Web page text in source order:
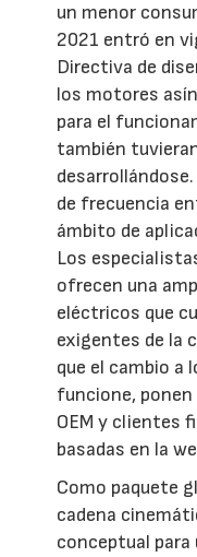
un menor
2021 entró en
Directiva de
los motores
para el
también
de frecuencia
ámbito de
Los
ofrecen una
eléctricos que
exigentes de la
que el cambio a
funcione,
OEM y clientes
basadas en la
Como paquete
cadena
conceptual